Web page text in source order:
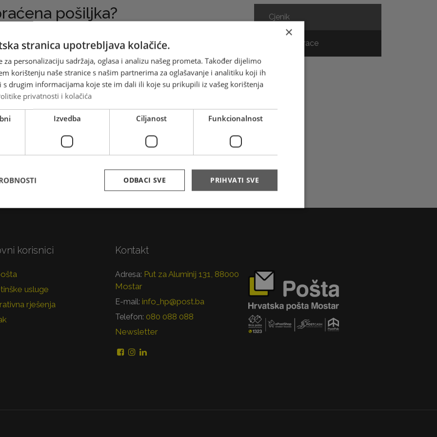
pošiljka?
može sadržavati robu i pisanu korespondenciju i u pravilu se
imaju prijamni broj LLxxxxxxxxxBA,
je obvezno Z-zrakoplovno rukovanje za sve zemlje
za praćene pošiljke se izdaje Potvrda o primitku pošiljke i
adresu primatelja kao obična pismovna pošiljka ubacivanjem
kovčežić.
se ne radi potražni postupak i javni poštanski operatori ne
štete za gubitak ili oštećenje iste.
Cjenik
Track & Trace
korisnici
usluge
rješenja
Kontakt
Adresa: Put za Aluminij 131, 88000
Mostar
E-mail: info_hp@post.ba
Telefon: 080 088 088
Newsletter
×
stranica upotrebljava kolačiće.
za personalizaciju sadržaja, oglasa i analizu našeg prometa. Također dijelimo
korištenju naše stranice s našim partnerima za oglašavanje i analitiku koji ih
drugim informacijama koje ste im dali ili koje su prikupili iz vašeg korištenja
privatnosti i kolačića
Izvedba Ciljanost Funkcionalnost
PRIHVATI SVE
ODBACI SVE